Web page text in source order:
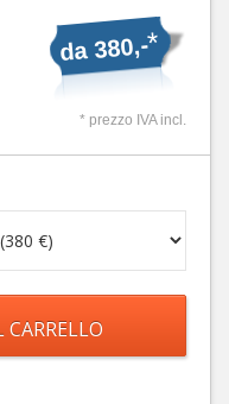
da 380,-*
* prezzo IVA incl.